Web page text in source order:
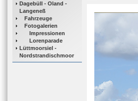
Dagebüll - Oland -
Langeneß
Fahrzeuge
Fotogalerien
Impressionen
Lorenparade
Lüttmoorsiel -
Nordstrandischmoor